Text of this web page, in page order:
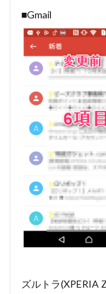
■Gmail
ズルトラ(XPERIA